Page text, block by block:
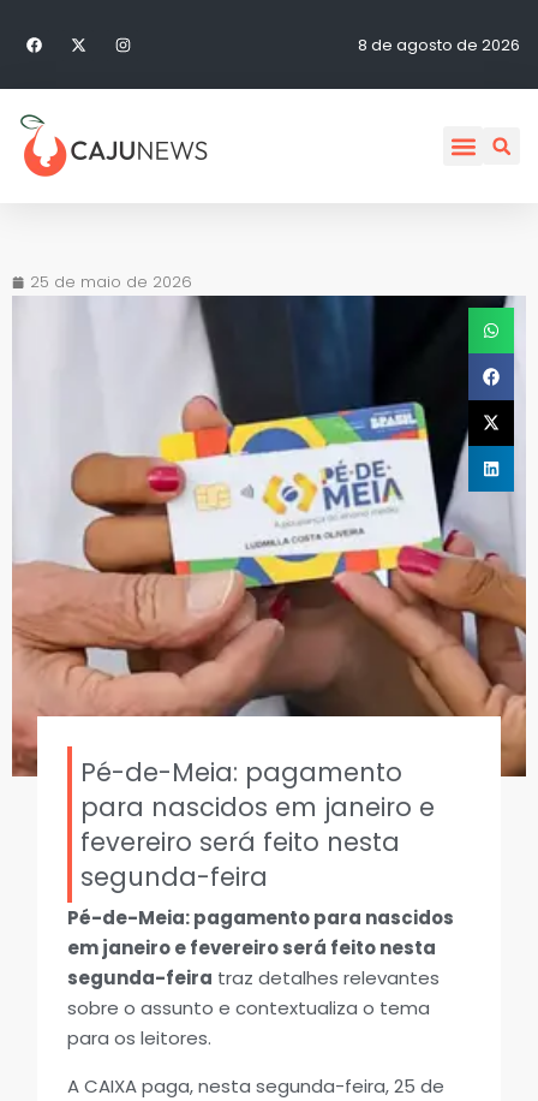
8 de agosto de 2026
25 de maio de 2026
Pé-de-Meia: pagamento
para nascidos em janeiro e
fevereiro será feito nesta
segunda-feira
Pé-de-Meia: pagamento para nascidos
em janeiro e fevereiro será feito nesta
segunda-feira traz detalhes relevantes
sobre o assunto e contextualiza o tema
para os leitores.
A CAIXA paga, nesta segunda-feira, 25 de